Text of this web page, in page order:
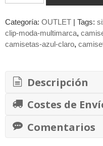
Categoría: OUTLET | Tags:
clip-moda-multimarca
camisetas-azul-claro
Descripción
Costes de
Comentarios